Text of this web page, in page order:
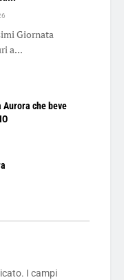
Giornata
a...
che beve
I campi